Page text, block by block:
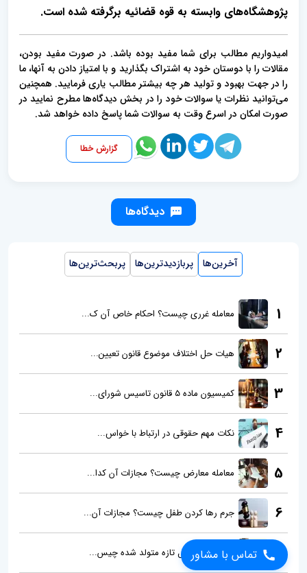
تماس با مشاور
پژوهشگاه‌های وابسته به قوه قضائیه برگرفته شده است.
امیدواریم مطالب برای شما مفید بوده باشد. در صورت مفید بودن،
مقالات را با دوستان خود به اشتراک بگذارید و با امتیاز دادن به آنها، ما
را در جهت بهبود و تولید هر چه بیشتر مطالب یاری فرمایید. همچنین
می‌توانید نظرات یا سوالات خود را در بخش دیدگاه‌ها مطرح نمایید در
صورت امکان در اسرع وقت به سوالات شما پاسخ داده خواهد شد.
گزارش خطا
دیدگاه‌ها
آخرین‌ها پربازدیدترین‌ها پربحث‌ترین‌ها
1 معامله غرری چیست؟ احکام خاص آن ک...
2 هیات حل اختلاف موضوع قانون تعیین...
3 کمیسیون ماده 5 قانون تاسیس شورای...
4 نکات مهم حقوقی در ارتباط با خواس...
5 معامله معارض چیست؟ مجازات آن کدا...
6 جرم رها کردن طفل چیست؟ مجازات آن...
جرم ربودن طفل تازه متولد شده چیس...